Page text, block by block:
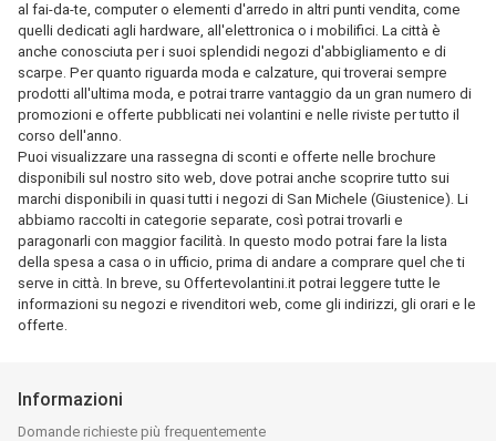
al fai-da-te, computer o elementi d'arredo in altri punti vendita, come
quelli dedicati agli hardware, all'elettronica o i mobilifici. La città è
anche conosciuta per i suoi splendidi negozi d'abbigliamento e di
scarpe. Per quanto riguarda moda e calzature, qui troverai sempre
prodotti all'ultima moda, e potrai trarre vantaggio da un gran numero di
promozioni e offerte pubblicati nei volantini e nelle riviste per tutto il
corso dell'anno.
Puoi visualizzare una rassegna di sconti e offerte nelle brochure
disponibili sul nostro sito web, dove potrai anche scoprire tutto sui
marchi disponibili in quasi tutti i negozi di San Michele (Giustenice). Li
abbiamo raccolti in categorie separate, così potrai trovarli e
paragonarli con maggior facilità. In questo modo potrai fare la lista
della spesa a casa o in ufficio, prima di andare a comprare quel che ti
serve in città. In breve, su Offertevolantini.it potrai leggere tutte le
informazioni su negozi e rivenditori web, come gli indirizzi, gli orari e le
offerte.
Informazioni
Domande richieste più frequentemente